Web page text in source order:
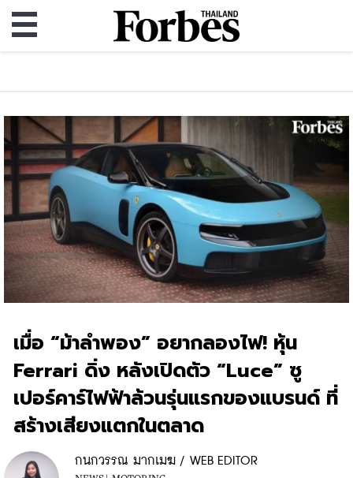
เมื่อ “ม้าลำพอง” อยากลองไฟ! หุ้น
Ferrari ดิ่ง หลังเปิดตัว “Luce” ซู
เปอร์คาร์ไฟฟ้าล้วนรุ่นแรกของแบรนด์ ที่
สร้างเสียงแตกในตลาด
กนกวรรณ มากเมฆ / WEB EDITOR